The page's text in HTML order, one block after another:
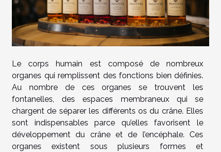
Le corps humain est composé de nombreux
organes qui remplissent des fonctions bien définies.
Au nombre de ces organes se trouvent les
fontanelles, des espaces membraneux qui se
chargent de séparer les différents os du crâne. Elles
sont indispensables parce qu’elles favorisent le
développement du crâne et de l’encéphale. Ces
organes existent sous plusieurs formes et